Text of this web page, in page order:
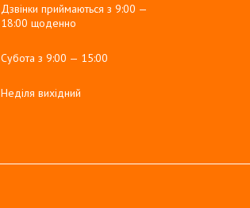
Дзвінки приймаються з 9:00 —
18:00 щоденно
Субота з 9:00 — 15:00
Неділя вихідний